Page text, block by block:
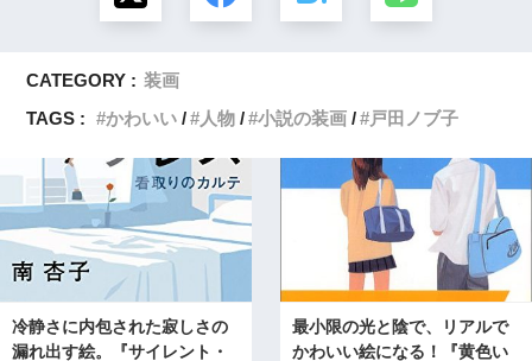
CATEGORY : 装画
TAGS :
かわいい 人物 小説の装画 戸田ノブ子
冷静さに内包された寂しさの
漏れ出す絵。『サイレント・
最小限の光と陰で、リアルで
かわいい絵になる！『黄色い